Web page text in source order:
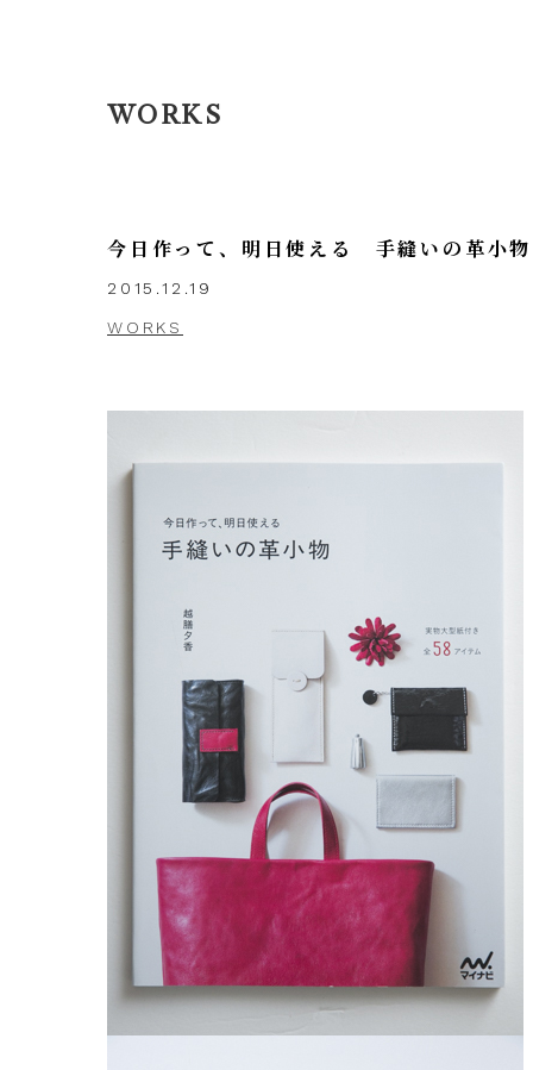
WORKS
今日作って、明日使える 手縫いの革
2015.12.19
WORKS